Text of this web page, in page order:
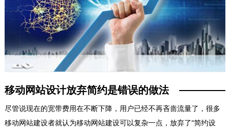
移动网站设计放弃简约是错误的做法
尽管说现在的宽带费用在不断下降，用户已经不再吝啬流量了，很多
移动网站建设者就认为移动网站建设可以复杂一点，放弃了“简约设